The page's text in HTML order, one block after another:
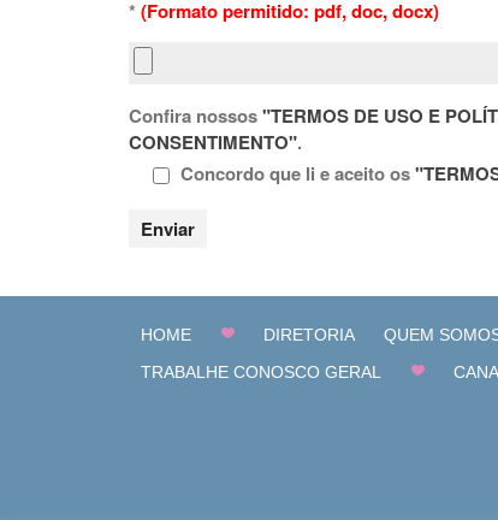
* (Formato permitido: pdf, doc, docx)
Confira nossos"TERMOS DE USO E
CONSENTIMENTO".
Concordo que li e aceito os
HOME DIRETORIA QUEM
TRABALHE CONOSCO GERAL